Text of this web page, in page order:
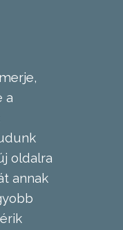
a
oldalra
annak